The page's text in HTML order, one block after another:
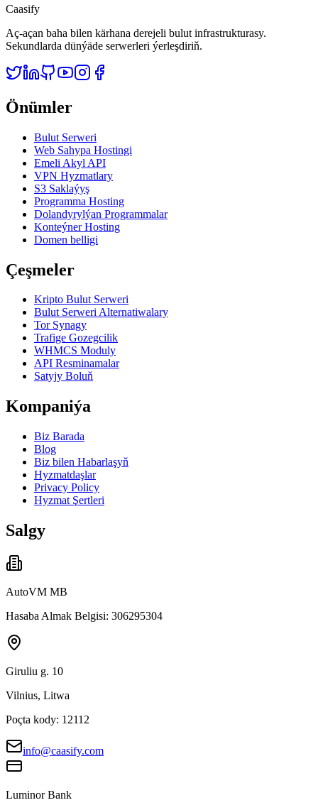
Caasify
Aç-açan baha bilen kärhana derejeli bulut infrastrukturasy.
Sekundlarda dünýäde serwerleri ýerleşdiriň.
Önümler
Bulut Serweri
Web Sahypa Hostingi
Emeli Akyl API
VPN Hyzmatlary
S3 Saklaýyş
Programma Hosting
Dolandyrylýan Programmalar
Konteýner Hosting
Domen belligi
Çeşmeler
Kripto Bulut Serweri
Bulut Serweri Alternatiwalary
Tor Synagy
Trafige Gozegcilik
WHMCS Moduly
API Resminamalar
Satyjy Boluň
Kompaniýa
Biz Barada
Blog
Biz bilen Habarlaşyň
Hyzmatdaşlar
Privacy Policy
Hyzmat Şertleri
Salgy
AutoVM MB
Hasaba Almak Belgisi: 306295304
Giruliu g. 10
Vilnius, Litwa
Poçta kody: 12112
info@caasify.com
Luminor Bank